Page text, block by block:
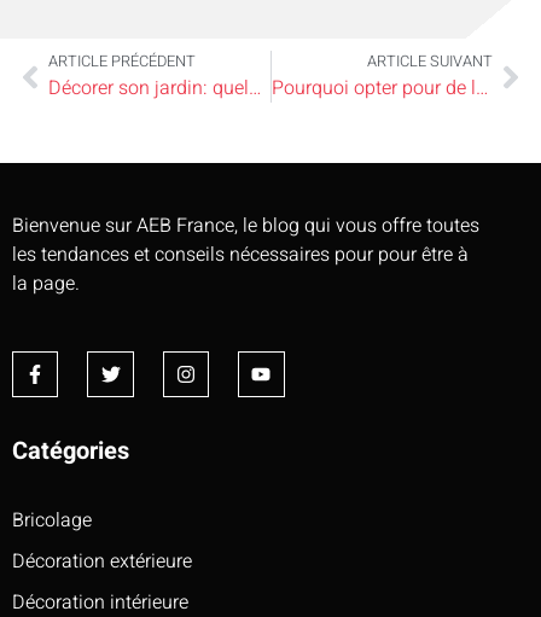
ARTICLE PRÉCÉDENT
Décorer son jardin: quels sont les équipements à acheter?
ARTICLE SUIVANT
Pourquoi opter pour de la menuiserie sur mesure?
Bienvenue sur AEB France, le blog qui vous offre toutes
les tendances et conseils nécessaires pour pour être à
la page.
Catégories
Bricolage
Décoration extérieure
Décoration intérieure